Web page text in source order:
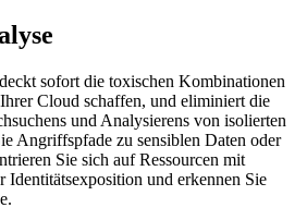
sofort die toxischen Kombinationen
Cloud schaffen, und eliminiert die
und Analysierens von isolierten
Angriffspfade zu sensiblen Daten oder
Sie sich auf Ressourcen mit
und erkennen Sie